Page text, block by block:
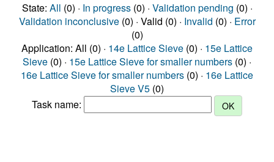
State: All (0) · In progress(0) · Validation pending (0) ·
Validation inconclusive(0) · Valid (0) · Invalid (0) · Error
(0)
Application: All (0) · 14e Lattice Sieve (0) · 15e Lattice
Sieve (0) · 15e Lattice Sieve for smaller numbers (0) ·
16e Lattice Sieve for smaller numbers (0) · 16e Lattice
Sieve V5 (0)
Task name: